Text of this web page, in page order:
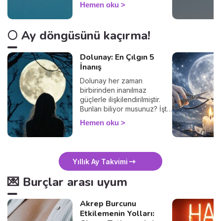
Hemen oku
🌕 Ay döngüsünü kaçırma!
Dolunay: En Çılgın 5
İnanış
Dolunay her zaman
birbirinden inanılmaz
güçlerle ilişkilendirilmiştir.
Bunları biliyor musunuz? İşte
5 popüler inanış.
Hemen oku
Yıllık Ay Takvimi
💌 Burçlar arası uyum
Akrep Burcunu
Etkilemenin Yolları: